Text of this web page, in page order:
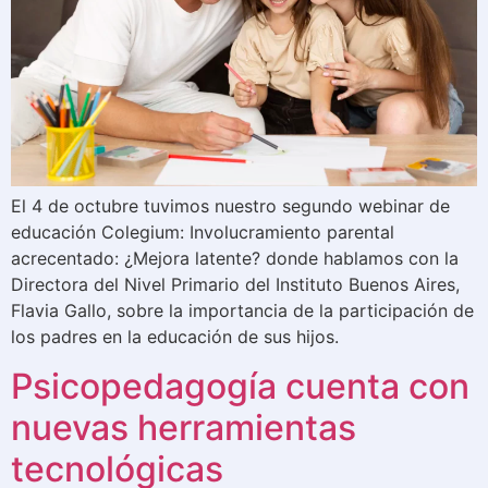
El 4 de octubre tuvimos nuestro segundo webinar de
educación Colegium: Involucramiento parental
acrecentado: ¿Mejora latente? donde hablamos con la
Directora del Nivel Primario del Instituto Buenos Aires,
Flavia Gallo, sobre la importancia de la participación de
los padres en la educación de sus hijos.
Psicopedagogía cuenta con
nuevas herramientas
tecnológicas